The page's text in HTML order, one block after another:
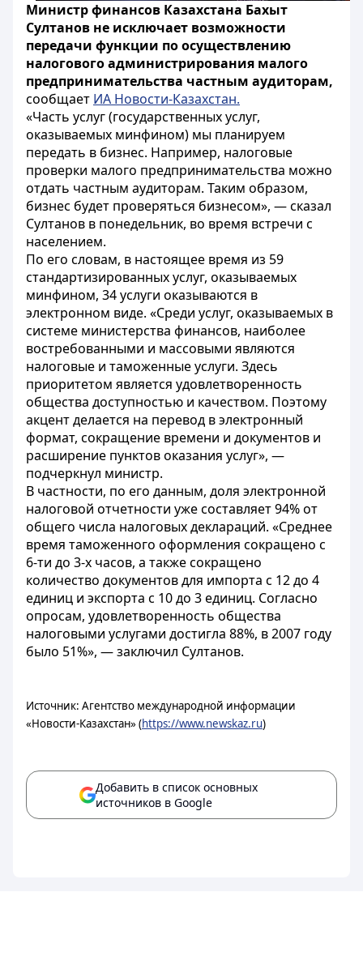
Министр финансов Казахстана Бахыт
Султанов не исключает возможности
передачи функции по осуществлению
налогового администрирования малого
предпринимательства частным аудиторам,
сообщает ИА Новости-Казахстан.
«Часть услуг (государственных услуг,
оказываемых минфином) мы планируем
передать в бизнес. Например, налоговые
проверки малого предпринимательства можно
отдать частным аудиторам. Таким образом,
бизнес будет проверяться бизнесом», — сказал
Султанов в понедельник, во время встречи с
населением.
По его словам, в настоящее время из 59
стандартизированных услуг, оказываемых
минфином, 34 услуги оказываются в
электронном виде. «Среди услуг, оказываемых в
системе министерства финансов, наиболее
востребованными и массовыми являются
налоговые и таможенные услуги. Здесь
приоритетом является удовлетворенность
общества доступностью и качеством. Поэтому
акцент делается на перевод в электронный
формат, сокращение времени и документов и
расширение пунктов оказания услуг», —
подчеркнул министр.
В частности, по его данным, доля электронной
налоговой отчетности уже составляет 94% от
общего числа налоговых деклараций. «Среднее
время таможенного оформления сокращено с
6-ти до 3-х часов, а также сокращено
количество документов для импорта с 12 до 4
единиц и экспорта с 10 до 3 единиц. Согласно
опросам, удовлетворенность общества
налоговыми услугами достигла 88%, в 2007 году
было 51%», — заключил Султанов.
Источник: Агентство международной информации
«Новости-Казахстан» (https://www.newskaz.ru)
Добавить в список основных
источников в Google